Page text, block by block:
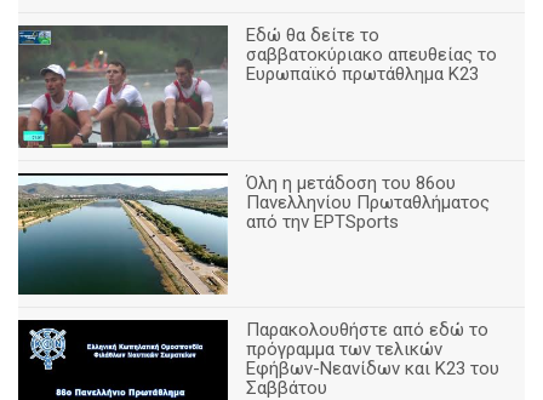
Εδώ θα δείτε το
σαββατοκύριακο απευθείας το
Ευρωπαϊκό πρωτάθλημα Κ23
Όλη η μετάδοση του 86ου
Πανελληνίου Πρωταθλήματος
από την ΕΡΤSports
Παρακολουθήστε από εδώ το
πρόγραμμα των τελικών
Εφήβων-Νεανίδων και Κ23 του
Σαββάτου